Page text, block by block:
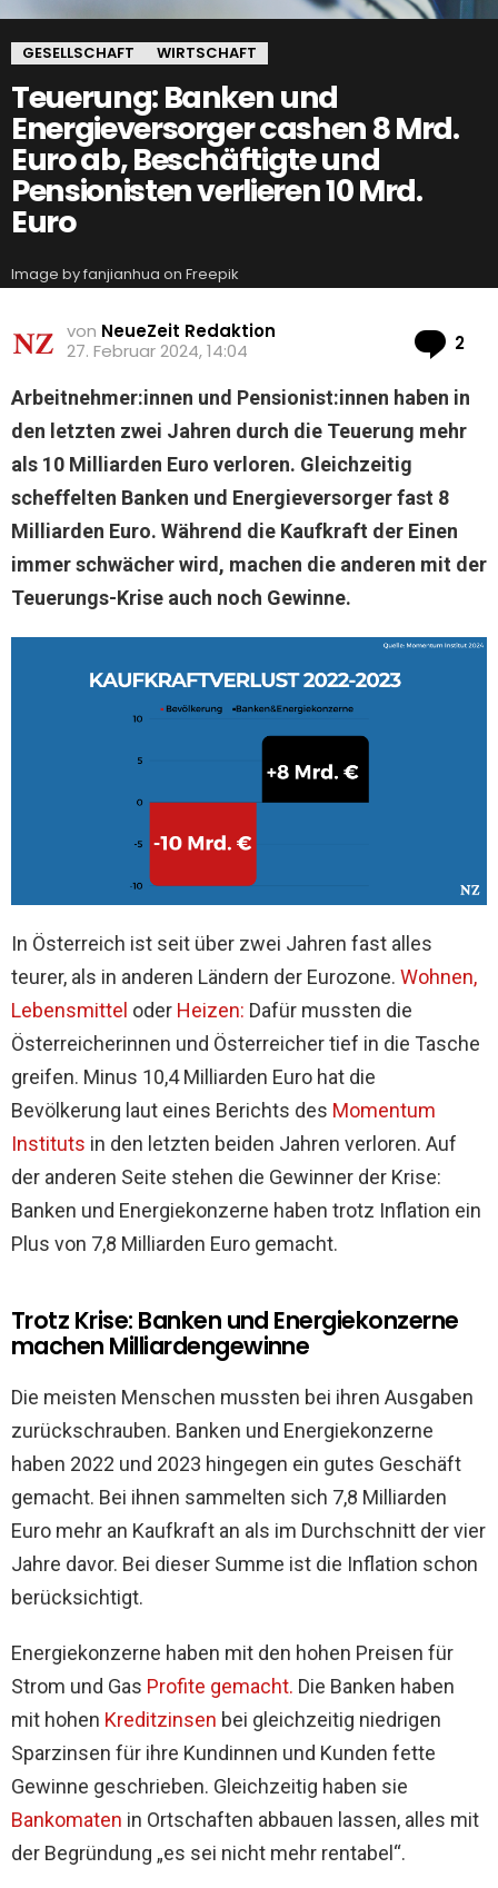
GESELLSCHAFT WIRTSCHAFT
Teuerung: Banken und
Energieversorger cashen 8 Mrd.
Euro ab, Beschäftigte und
Pensionisten verlieren 10 Mrd.
Euro
Image by fanjianhua on Freepik
von NeueZeit Redaktion
27. Februar 2024, 14:04
2
Arbeitnehmer:innen und Pensionist:innen haben in
den letzten zwei Jahren durch die Teuerung mehr
als 10 Milliarden Euro verloren. Gleichzeitig
scheffelten Banken und Energieversorger fast 8
Milliarden Euro. Während die Kaufkraft der Einen
immer schwächer wird, machen die anderen mit der
Teuerungs-Krise auch noch Gewinne.
In Österreich ist seit über zwei Jahren fast alles
teurer, als in anderen Ländern der Eurozone. Wohnen,
Lebensmittel oder Heizen: Dafür mussten die
Österreicherinnen und Österreicher tief in die Tasche
greifen. Minus 10,4 Milliarden Euro hat die
Bevölkerung laut eines Berichts des Momentum
Instituts in den letzten beiden Jahren verloren. Auf
der anderen Seite stehen die Gewinner der Krise:
Banken und Energiekonzerne haben trotz Inflation ein
Plus von 7,8 Milliarden Euro gemacht.
Trotz Krise: Banken und Energiekonzerne
machen Milliardengewinne
Die meisten Menschen mussten bei ihren Ausgaben
zurückschrauben. Banken und Energiekonzerne
haben 2022 und 2023 hingegen ein gutes Geschäft
gemacht. Bei ihnen sammelten sich 7,8 Milliarden
Euro mehr an Kaufkraft an als im Durchschnitt der vier
Jahre davor. Bei dieser Summe ist die Inflation schon
berücksichtigt.
Energiekonzerne haben mit den hohen Preisen für
Strom und Gas Profite gemacht. Die Banken haben
mit hohen Kreditzinsen bei gleichzeitig niedrigen
Sparzinsen für ihre Kundinnen und Kunden fette
Gewinne geschrieben. Gleichzeitig haben sie
Bankomaten in Ortschaften abbauen lassen, alles mit
der Begründung „es sei nicht mehr rentabel“.